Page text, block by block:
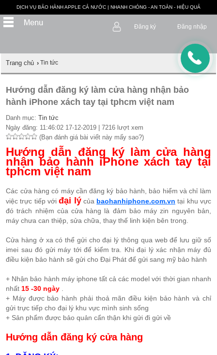
DỊCH VỤ BẢO HÀNH APPLE CẢ NƯỚC | NHANH CHÓNG - AN TOÀN - HIỆU QUẢ
Đăng nhập
Đăng ký
Trang chủ › Tin tức
Hướng dẫn đăng ký làm cửa hàng nhận bảo
hành iPhone xách tay tại tphcm việt nam
Danh mục:Tin tức
Ngày đăng: 11:46:02 17-12-2019 | 7216 lượt xem
(Bạn đánh giá bài viết này mấy sao?)
Hướng dẫn đăng ký làm cửa hàng
nhận bảo hành iPhone xách tay tại
tphcm việt nam
Các cửa hàng có máy cần đăng ký bảo hành, bảo hiểm và chỉ làm
việc trực tiếp vớiđại lýcủa baohanhiphone.com.vn tại khu vực
đó trách nhiệm của cửa hàng là đảm bảo máy zin nguyên bản,
máy chưa can thiệp, sửa chữa, thay thế linh kiện bên trong.
Cửa hàng ở xa có thể gửi cho đại lý thông qua web để lưu giữ số
imei sau đó gửi máy tới để kiểm tra. Khi đại lý xác nhận máy đủ
điều kiện bảo hành sẽ gửi cho Đại Phát để gửi sang mỹ bảo hành
+ Nhận bảo hành máy iphone tất cả các model với thời gian nhanh
nhất 15 -30 ngày
+ Máy được bảo hành phải thoả mãn điều kiện bảo hành và chỉ
gửi trực tiếp cho đại lý khu vực mình sinh sống
+ Sản phẩm được bảo quản cẩn thận khi gửi đi gửi về
Hướng dẫn đăng ký cửa hàng